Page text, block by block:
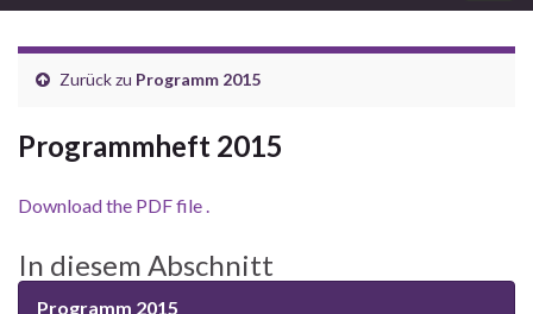
Zurück zu Programm 2015
Programmheft 2015
Download the PDF file .
In diesem Abschnitt
Programm 2015